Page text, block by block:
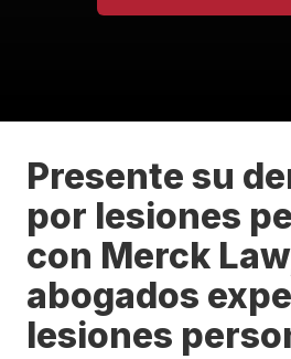
Presente su
por lesiones
con Merck
abogados
lesiones